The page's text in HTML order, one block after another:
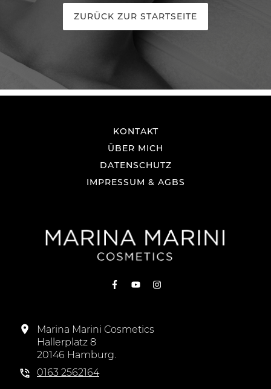
ZURÜCK ZUR STARTSEITE
KONTAKT
ÜBER MICH
DATENSCHUTZ
IMPRESSUM & AGBS
Marina Marini Cosmetics
Hallerplatz 8
20146 Hamburg.
0163 2562164